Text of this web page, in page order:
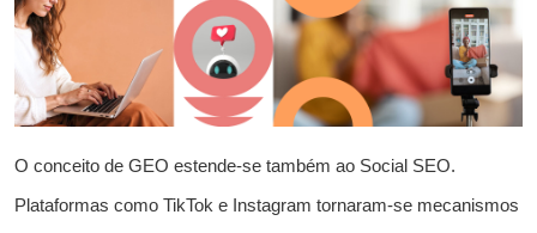
O conceito de GEO estende-se também ao Social SEO.
Plataformas como TikTok e Instagram tornaram-se mecanismos